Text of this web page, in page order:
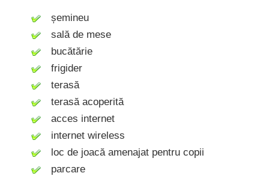
șemineu
sală de mese
bucătărie
frigider
terasă
terasă acoperită
acces internet
internet wireless
loc de joacă amenajat pentru copii
parcare